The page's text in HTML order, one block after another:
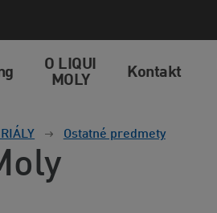
O LIQUI
MOLY
Kontakt
Ostatné predmety